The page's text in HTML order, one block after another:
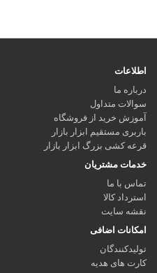
اطلاعات
درباره ما
سوالات متداول
آموزش خرید از فروشگاه
باربری مستقیم ابزار بازار
قرعه کشی بزرگ ابزار بازار
خدمات مشتریان
تماس با ما
استرداد کالا
نقشه سایت
امکانات اضافی
تولیدکنندگان
کارت های هدیه